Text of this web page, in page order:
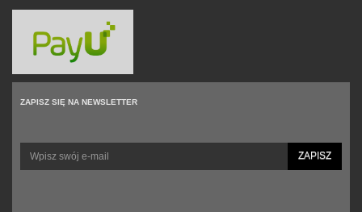
ZAPISZ SIĘ NA NEWSLETTER
ZAPISZ